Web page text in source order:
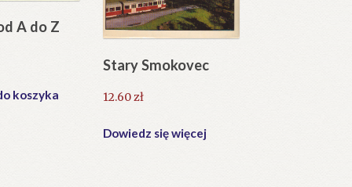
A do Z
koszyka
Stary Smokovec
12.60zł
Dowiedz się więcej